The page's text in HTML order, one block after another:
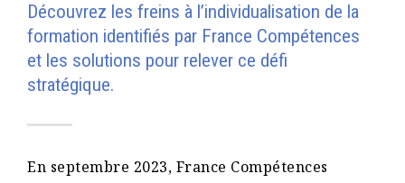
Découvrez les freins à l’individualisation de la
formation identifiés par France Compétences
et les solutions pour relever ce défi
stratégique.
En septembre 2023, France Compétences